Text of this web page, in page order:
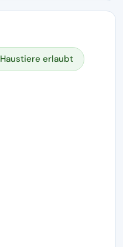
Haustiere erlaubt